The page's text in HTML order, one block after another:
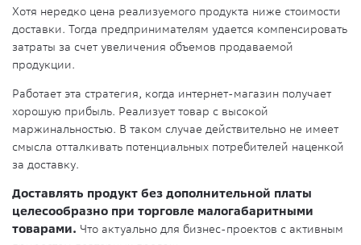
Хотя нередко цена реализуемого продукта ниже стоимости
доставки. Тогда предпринимателям удается компенсировать
затраты за счет увеличения объемов продаваемой
продукции.
Работает эта стратегия, когда интернет-магазин получает
хорошую прибыль. Реализует товар с высокой
маржинальностью. В таком случае действительно не имеет
смысла отталкивать потенциальных потребителей наценкой
за доставку.
Доставлять продукт без дополнительной платы
целесообразно при торговле малогабаритными
товарами. Что актуально для бизнес-проектов с активным